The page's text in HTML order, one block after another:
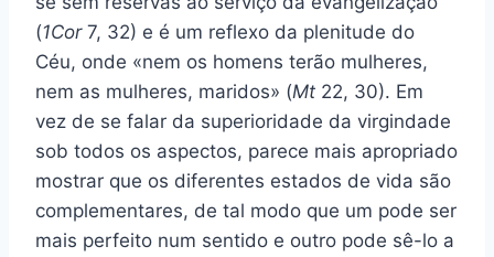
(1Cor7, 32) e é um reflexo da plenitude do
Céu, onde «nem os homens terão mulheres,
nem as mulheres, maridos» (Mt 22, 30). Em
vez de se falar da superioridade da virgindade
sob todos os aspectos, parece mais apropriado
mostrar que os diferentes estados de vida são
complementares, de tal modo que um pode ser
mais perfeito num sentido e outro pode sê-lo a